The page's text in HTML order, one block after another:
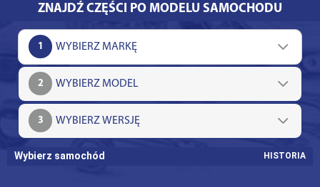
ZNAJDŹ CZĘŚCI PO MODELU SAMOCHODU
1
2
3
Wybierz samochód HISTORIA